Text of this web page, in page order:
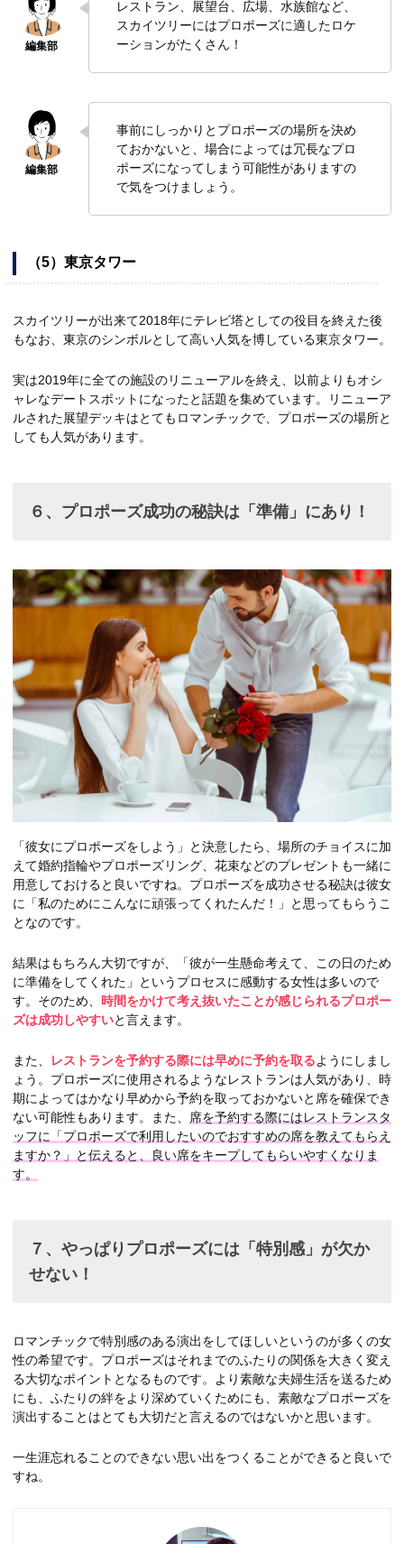
レストラン、展望台、広場、水族館など、
スカイツリーにはプロポーズに適したロケ
ーションがたくさん！
事前にしっかりとプロポーズの場所を決め
ておかないと、場合によっては冗長なプロ
ポーズになってしまう可能性がありますの
で気をつけましょう。
（5）東京タワー
スカイツリーが出来て2018年にテレビ塔としての役目を終えた後
もなお、東京のシンボルとして高い人気を博している東京タワー。
実は2019年に全ての施設のリニューアルを終え、以前よりもオシ
ャレなデートスポットになったと話題を集めています。リニューア
ルされた展望デッキはとてもロマンチックで、プロポーズの場所と
しても人気があります。
６、プロポーズ成功の秘訣は「準備」にあり！
「彼女にプロポーズをしよう」と決意したら、場所のチョイスに加
えて婚約指輪やプロポーズリング、花束などのプレゼントも一緒に
用意しておけると良いですね。プロポーズを成功させる秘訣は彼女
に「私のためにこんなに頑張ってくれたんだ！」と思ってもらうこ
となのです。
結果はもちろん大切ですが、「彼が一生懸命考えて、この日のため
に準備をしてくれた」というプロセスに感動する女性は多いので
す。そのため、 時間をかけて考え抜いたことが感じられるプロポー
ズは成功しやすいと言えます。
また、 レストランを予約する際には早めに予約を取るようにしまし
ょう。プロポーズに使用されるようなレストランは人気があり、時
期によってはかなり早めから予約を取っておかないと席を確保でき
ない可能性もあります。また、
席を予約する際にはレストランスタ
ッフに「プロポーズで利用したいのでおすすめの席を教えてもらえ
ますか？」と伝えると、良い席をキープしてもらいやすくなりま
す。
７、やっぱりプロポーズには「特別感」が欠か
せない！
ロマンチックで特別感のある演出をしてほしいというのが多くの女
性の希望です。プロポーズはそれまでのふたりの関係を大きく変え
る大切なポイントとなるものです。より素敵な夫婦生活を送るため
にも、ふたりの絆をより深めていくためにも、素敵なプロポーズを
演出することはとても大切だと言えるのではないかと思います。
一生涯忘れることのできない思い出をつくることができると良いで
すね。